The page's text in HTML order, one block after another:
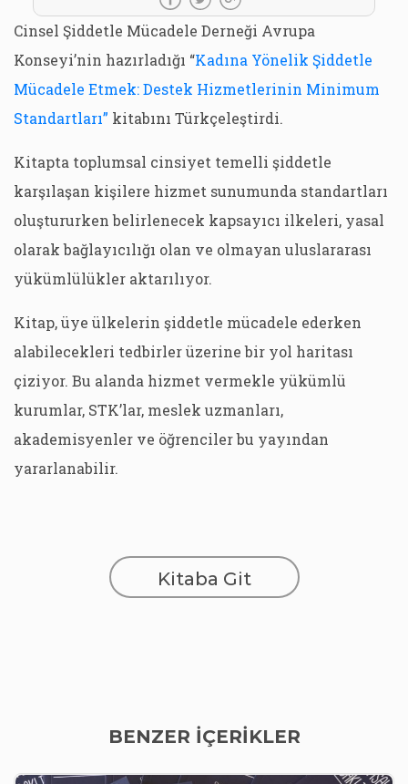
Cinsel Şiddetle Mücadele Derneği Avrupa
Konseyi’nin hazırladığı “Kadına Yönelik Şiddetle
Mücadele Etmek: Destek Hizmetlerinin Minimum
Standartları” kitabını Türkçeleştirdi.
Kitapta toplumsal cinsiyet temelli şiddetle
karşılaşan kişilere hizmet sunumunda standartları
oluştururken belirlenecek kapsayıcı ilkeleri, yasal
olarak bağlayıcılığı olan ve olmayan uluslararası
yükümlülükler aktarılıyor.
Kitap, üye ülkelerin şiddetle mücadele ederken
alabilecekleri tedbirler üzerine bir yol haritası
çiziyor. Bu alanda hizmet vermekle yükümlü
kurumlar, STK’lar, meslek uzmanları,
akademisyenler ve öğrenciler bu yayından
yararlanabilir.
Kitaba Git
BENZER İÇERİKLER